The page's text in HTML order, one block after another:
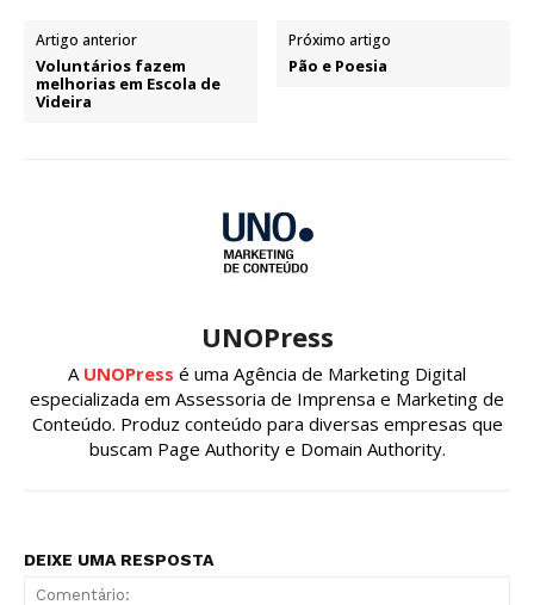
Artigo anterior
Voluntários fazem
melhorias em Escola de
Videira
Próximo artigo
Pão e Poesia
UNOPress
A UNOPress é uma Agência de Marketing Digital
especializada em Assessoria de Imprensa e Marketing de
Conteúdo. Produz conteúdo para diversas empresas que
buscam Page Authority e Domain Authority.
DEIXE UMA RESPOSTA